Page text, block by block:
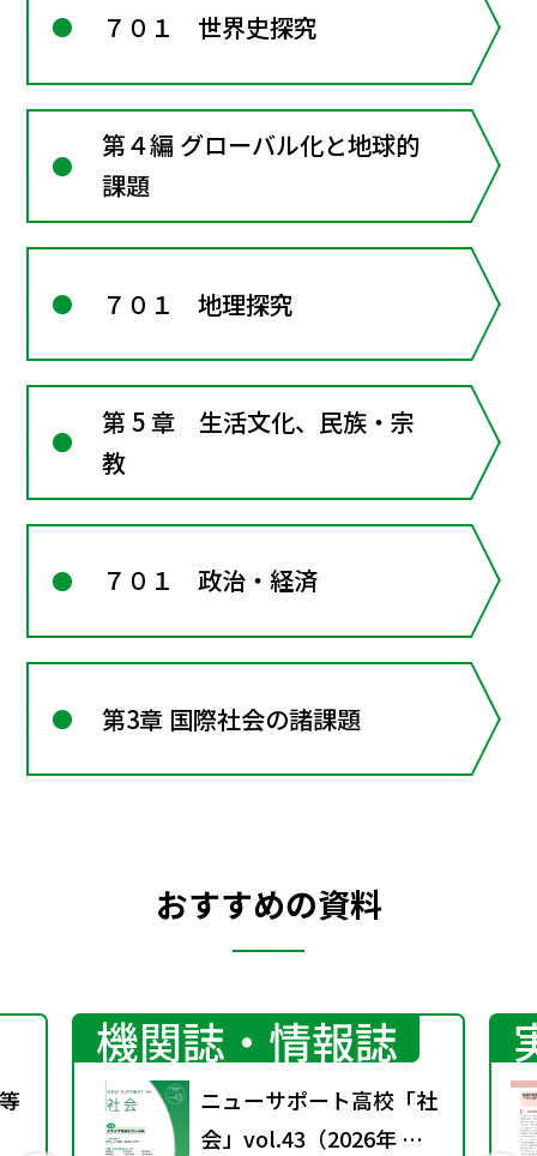
７０１ 世界史探究
第４編 グローバル化と地球的
課題
７０１ 地理探究
第 5 章 生活文化、民族・宗
教
７０１ 政治・経済
第3章 国際社会の諸課題
おすすめの資料
機関誌・情報誌
ニューサポート高校「社
会」vol.43（2026年 春